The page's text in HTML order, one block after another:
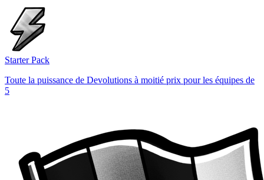
Starter Pack
Toute la puissance de Devolutions à moitié prix pour les équipes de
5